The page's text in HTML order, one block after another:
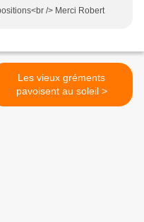
/> Merci Robert
Les vieux gréments
pavoisent au soleil >